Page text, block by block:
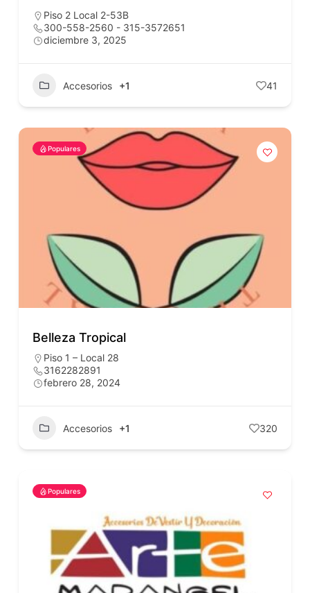
Piso 2 Local 2-53B
300-558-2560 - 315-3572651
diciembre 3, 2025
Accesorios +1 41
Populares
Belleza Tropical
Piso 1 – Local 28
3162282891
febrero 28, 2024
Accesorios +1 320
Populares